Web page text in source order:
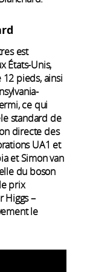
est
États-Unis,
pieds, ainsi
ce qui
standard de
directe des
UA1 et
et Simon van
du boson
prix
Higgs –
le